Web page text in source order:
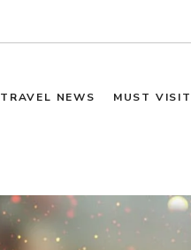
TRAVEL NEWS MUST VISIT